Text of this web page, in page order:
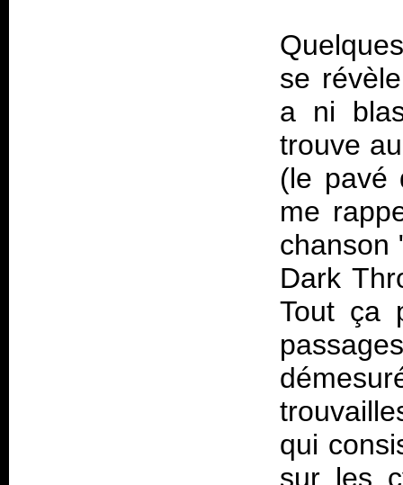
se
a ni
trouve
(le pavé
me
chanson
Dark
Tout ça
qui
sur les